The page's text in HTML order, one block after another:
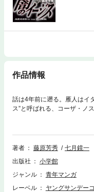
作品情報
話は4年前に遡る。雁人はイ
ス”と呼ばれる、コーザ・ノ
だ。雁人はどんな敵からも
に、復讐のための力を借り
主で、コーザ・ノストラに
はもう何年も前に死んだとい
著者 藤原芳秀
七月鏡一
出版社
小学館
ジャンル
青年マンガ
レーベル
ヤングサンデー